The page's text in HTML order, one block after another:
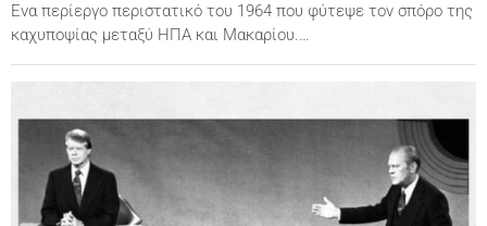
Eνα περίεργο περιστατικό του 1964 που φύτεψε τον σπόρο της
καχυποψίας μεταξύ ΗΠΑ και Μακαρίου.…